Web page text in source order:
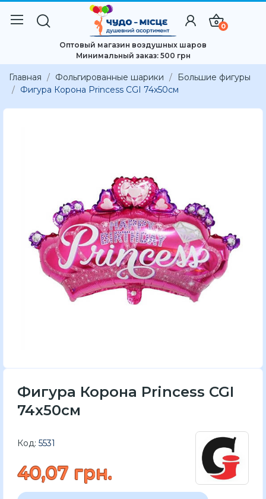
0
Оптовый магазин воздушных шаров
Минимальный заказ: 500 грн
Главная Фольгированные шарики
Большие фигуры
Фигура Корона Princess CGI 74x50см
Фигура Корона Princess CGI
74x50см
Код: 5531
40,07 грн.